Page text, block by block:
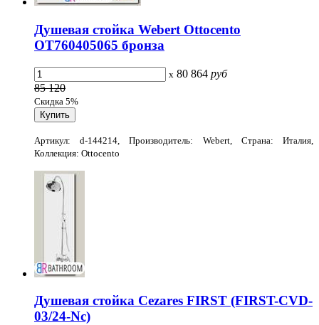
Душевая стойка Webert Ottocento
OT760405065 бронза
x 80 864 руб
85 120
Скидка 5%
Артикул: d-144214, Производитель: Webert, Страна: Италия,
Коллекция: Ottocento
Душевая стойка Cezares FIRST (FIRST-CVD-
03/24-Nc)